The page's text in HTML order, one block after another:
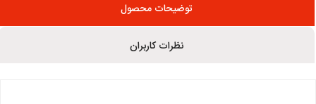
توضیحات محصول
نظرات کاربران